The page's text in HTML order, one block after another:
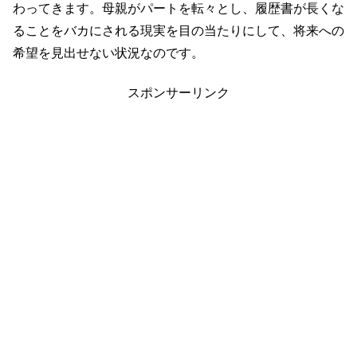
わってきます。母親がパートを転々とし、履歴書が長くな
ることをバカにされる現実を目の当たりにして、将来への
希望を見出せない状況なのです。
スポンサーリンク